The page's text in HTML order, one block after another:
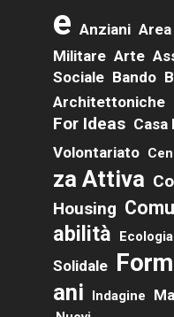
E Anziani Area
Militare Arte
Sociale Bando
Architettoniche
For Ideas Casa
Volontariato
Za Attiva
Housing
Abilità
Ecologia
Solidale
Ani
Indagine